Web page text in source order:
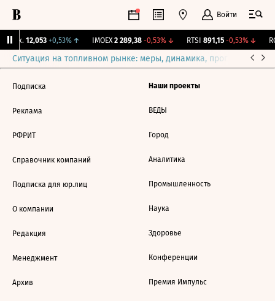
Войти
Бирж. 12,053 +0,53%↑ IMOEX 2 289,38 -0,53%↓ RTSI 891,15 -0,53%↓
Ситуация на топливном рынке: меры, динамика, прогнозы
Подписка
Реклама
РФРИТ
Справочник компаний
Подписка для юр.лиц
О компании
Редакция
Менеджмент
Архив
Наши проекты
ВЕДЫ
Город
Аналитика
Промышленность
Наука
Здоровье
Конференции
Премия Импульс